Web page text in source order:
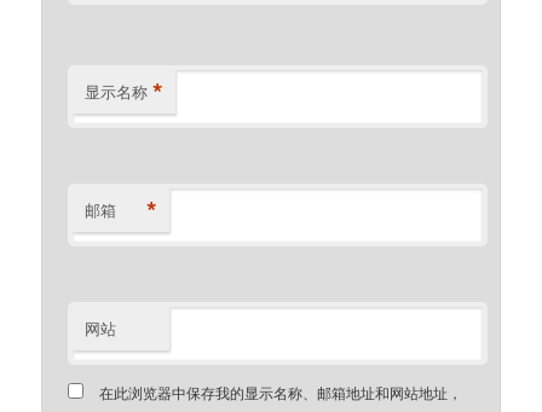
显示名称 *
邮箱 *
网站
在此浏览器中保存我的显示名称、邮箱地址和网站地址，